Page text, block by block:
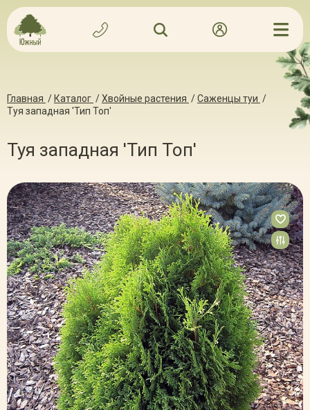
Главная / Каталог /Хвойные растения /Саженцы туи /
Туя западная 'Тип Топ'
Туя западная 'Тип Топ'